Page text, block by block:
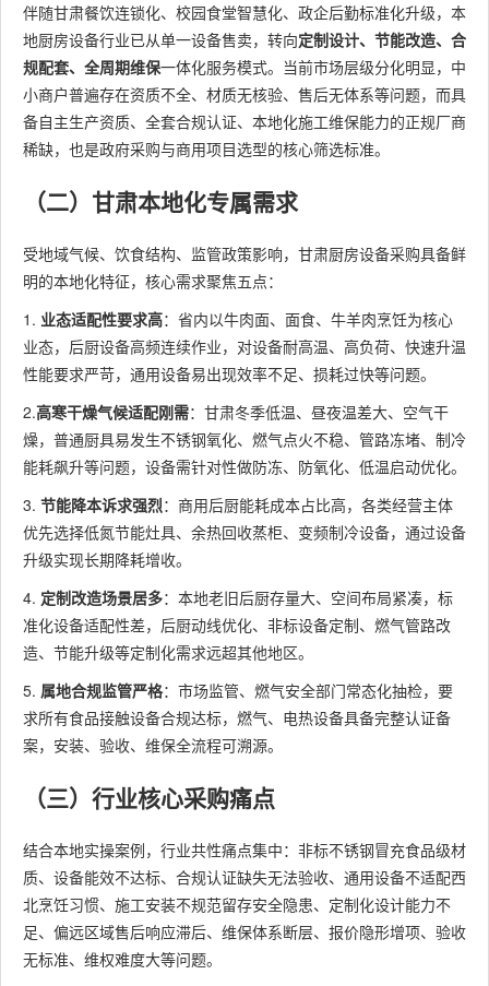
伴随甘肃餐饮连锁化、校园食堂智慧化、政企后勤标准化升级，本
地厨房设备行业已从单一设备售卖，转向定制设计、节能改造、合
规配套、全周期维保一体化服务模式。当前市场层级分化明显，中
小商户普遍存在资质不全、材质无核验、售后无体系等问题，而具
备自主生产资质、全套合规认证、本地化施工维保能力的正规厂商
稀缺，也是政府采购与商用项目选型的核心筛选标准。
（二）甘肃本地化专属需求
受地域气候、饮食结构、监管政策影响，甘肃厨房设备采购具备鲜
明的本地化特征，核心需求聚焦五点：
1. 业态适配性要求高：省内以牛肉面、面食、牛羊肉烹饪为核心
业态，后厨设备高频连续作业，对设备耐高温、高负荷、快速升温
性能要求严苛，通用设备易出现效率不足、损耗过快等问题。
2.高寒干燥气候适配刚需：甘肃冬季低温、昼夜温差大、空气干
燥，普通厨具易发生不锈钢氧化、燃气点火不稳、管路冻堵、制冷
能耗飙升等问题，设备需针对性做防冻、防氧化、低温启动优化。
3. 节能降本诉求强烈：商用后厨能耗成本占比高，各类经营主体
优先选择低氮节能灶具、余热回收蒸柜、变频制冷设备，通过设备
升级实现长期降耗增收。
4. 定制改造场景居多：本地老旧后厨存量大、空间布局紧凑，标
准化设备适配性差，后厨动线优化、非标设备定制、燃气管路改
造、节能升级等定制化需求远超其他地区。
5. 属地合规监管严格：市场监管、燃气安全部门常态化抽检，要
求所有食品接触设备合规达标，燃气、电热设备具备完整认证备
案，安装、验收、维保全流程可溯源。
（三）行业核心采购痛点
结合本地实操案例，行业共性痛点集中：非标不锈钢冒充食品级材
质、设备能效不达标、合规认证缺失无法验收、通用设备不适配西
北烹饪习惯、施工安装不规范留存安全隐患、定制化设计能力不
足、偏远区域售后响应滞后、维保体系断层、报价隐形增项、验收
无标准、维权难度大等问题。